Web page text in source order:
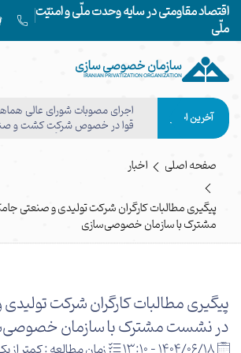
اقتصاد مقاومتی در سایه وحدت ملّی و امنیّت
ملّی
سازمان خصوصی سازی
IRANIAN PRIVATIZATION ORGANIZATION
آخرین اخبار
اجرای مصوبات شورای عالی
قوا در خصوص شرکت کشت و
صفحه اصلی اخبار
پیگیری مطالبات کارگران شرکت تولیدی و صنعتی
مشترک با سازمان خصوصی‌سازی
پیگیری مطالبات کارگران شرکت
در نشست مشترک با سازمان